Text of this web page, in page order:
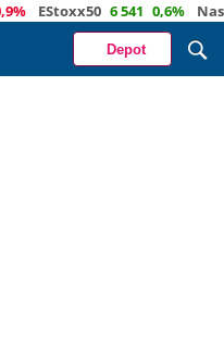
EStoxx50 6 541 0,6% Nasdaq
Depot